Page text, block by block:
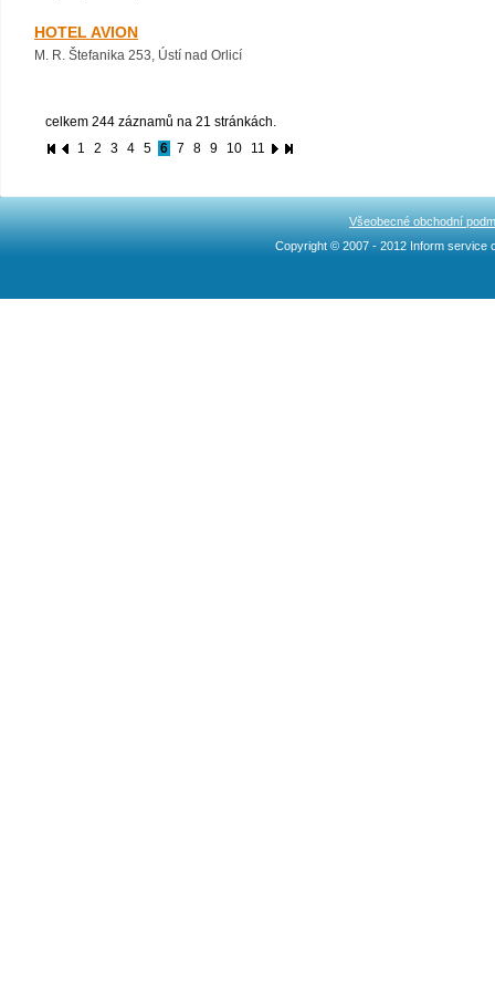
HOTEL AVION
M. R. Štefanika 253, Ústí nad Orlicí
celkem 244 záznamů na 21 stránkách.
1
2 3 4 5 6 7 8 9 10 11
Všeobecné obchodní
Copyright © 2007 - 2012 Inform service